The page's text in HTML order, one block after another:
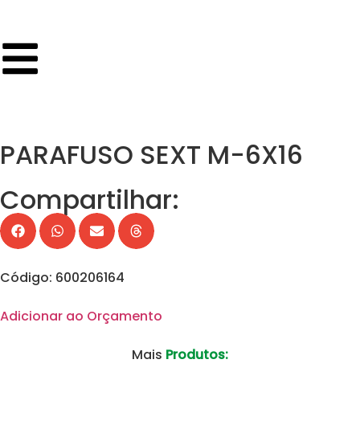
PARAFUSO SEXT M-6X16
Compartilhar:
Código: 600206164
Adicionar ao Orçamento
Mais Produtos: